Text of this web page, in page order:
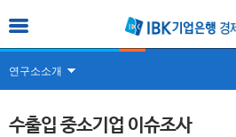
연구소소개
수출입 중소기업 이슈조사